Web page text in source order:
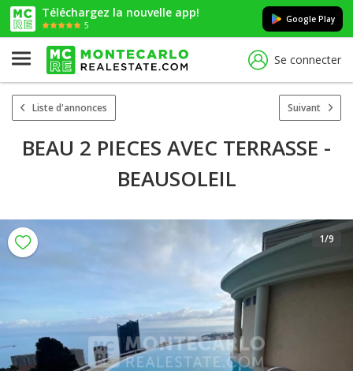
Téléchargez la nouvelle app!
5
Google Play
Se connecter
Liste d'annonces Suivant
BEAU 2 PIECES AVEC TERRASSE -
BEAUSOLEIL
1/9